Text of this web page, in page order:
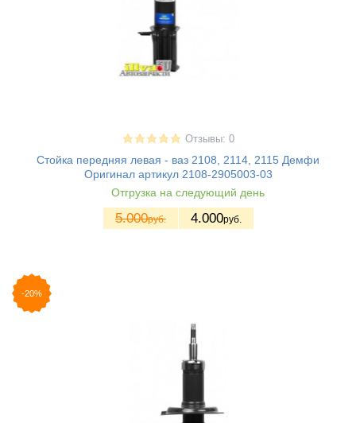
Отзывы: 0
Стойка передняя левая - ваз 2108, 2114, 2115 Демфи
Оригинал артикул 2108-2905003-03
Отгрузка на следующий день
5.000руб. 4.000руб.
-20%